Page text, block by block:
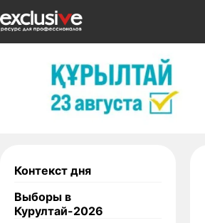
Контекст дня
Выборы в
Курултай-2026